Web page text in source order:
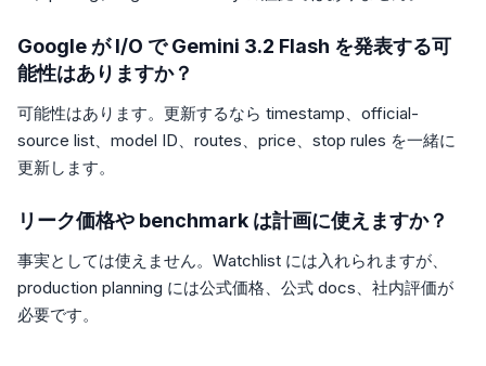
Google が I/O で Gemini 3.2 Flash を発表する可
能性はありますか？
可能性はあります。更新するなら timestamp、official-
source list、model ID、routes、price、stop rules を一緒に
更新します。
リーク価格や benchmark は計画に使えますか？
事実としては使えません。Watchlist には入れられますが、
production planning には公式価格、公式 docs、社内評価が
必要です。